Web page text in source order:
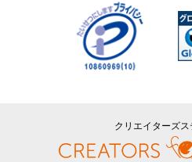
クリエイターズ